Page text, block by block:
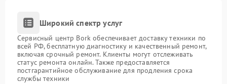
Широкий спектр услуг
Сервисный центр Bork обеспечивает доставку техники по
всей РФ, бесплатную диагностику и качественный ремонт,
включая срочный ремонт. Клиенты могут отслеживать
статус ремонта онлайн. Также предоставляется
постгарантийное обслуживание для продления срока
службы техники